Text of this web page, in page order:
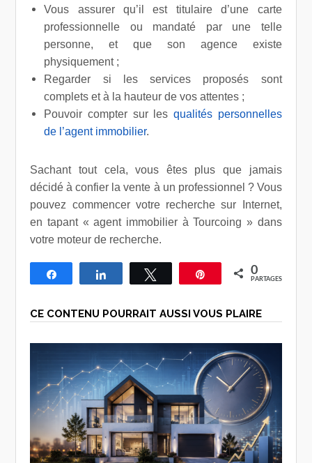
Vous assurer qu’il est titulaire d’une carte
professionnelle ou mandaté par une telle
personne, et que son agence existe
physiquement ;
Regarder si les services proposés sont
complets et à la hauteur de vos attentes ;
Pouvoir compter sur les qualités personnelles
de l’agent immobilier.
Sachant tout cela, vous êtes plus que jamais
décidé à confier la vente à un professionnel ? Vous
pouvez commencer votre recherche sur Internet,
en tapant « agent immobilier à Tourcoing » dans
votre moteur de recherche.
Partagez Partagez Tweetez Épingle 0
PARTAGES
CE CONTENU POURRAIT AUSSI VOUS PLAIRE